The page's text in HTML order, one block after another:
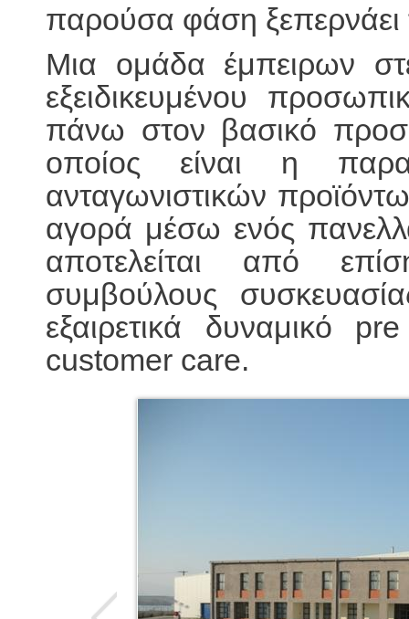
παρούσα φάση ξεπερνάει
Μια ομάδα έμπειρων
εξειδικευμένου
πάνω στον βασικό
οποίος είναι η
ανταγωνιστικών
αγορά μέσω ενός
αποτελείται από
συμβούλους
εξαιρετικά δυναμικό
customer care.